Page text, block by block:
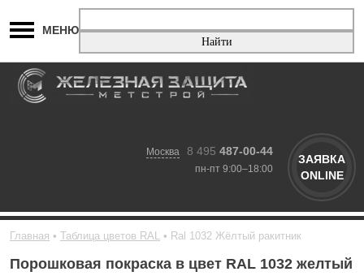
МЕНЮ
Москва 8 495 487-00-44
пн-пт 9:00–18:00
ЗАЯВКА
ONLINE
Главная Таблица цветов RAL Ral 1032 Жёлтый ракитник
Порошковая покраска в цвет RAL 1032 желтый